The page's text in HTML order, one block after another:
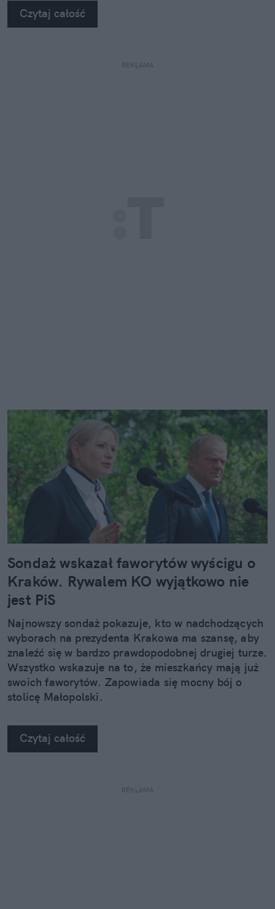
sobie z takimi uszkodzeniami.
Czytaj całość
REKLAMA
Sondaż wskazał faworytów wyścigu o
Kraków. Rywalem KO wyjątkowo nie
jest PiS
Najnowszy sondaż pokazuje, kto w nadchodzących
wyborach na prezydenta Krakowa ma szansę, aby
znaleźć się w bardzo prawdopodobnej drugiej turze.
Wszystko wskazuje na to, że mieszkańcy mają już
swoich faworytów. Zapowiada się mocny bój o
stolicę Małopolski.
Czytaj całość
REKLAMA